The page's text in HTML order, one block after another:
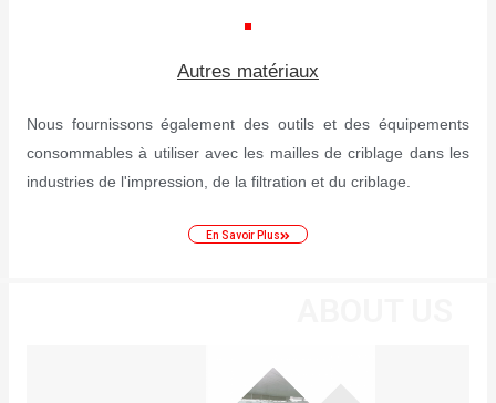
Autres matériaux
Nous fournissons également des outils et des équipements
consommables à utiliser avec les mailles de criblage dans les
industries de l'impression, de la filtration et du criblage.
En Savoir Plus